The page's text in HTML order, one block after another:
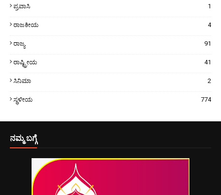
ಪ್ರವಾಸಿ 1
ರಾಜಕೀಯ 4
ರಾಜ್ಯ 91
ರಾಷ್ಟ್ರೀಯ 41
ಸಿನಿಮಾ 2
ಸ್ಥಳೀಯ 774
ನಮ್ಮ ಬಗ್ಗೆ